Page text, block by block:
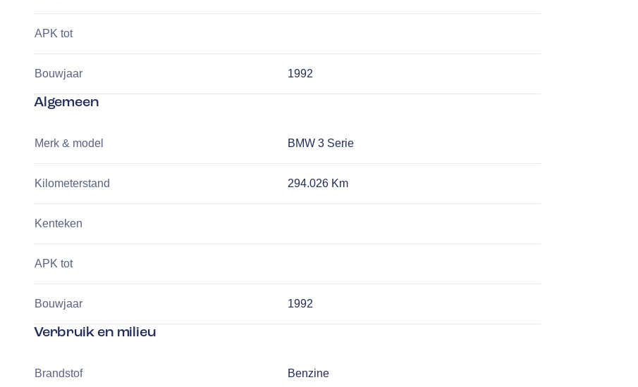
APK tot
Bouwjaar 1992
Algemeen
Merk & model BMW 3 Serie
Kilometerstand 294.026 Km
Kenteken
APK tot
Bouwjaar 1992
Verbruik en milieu
Brandstof Benzine